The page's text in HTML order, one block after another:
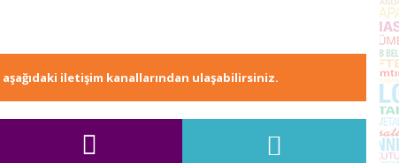
iletişim kanallarından ulaşabilirsiniz.